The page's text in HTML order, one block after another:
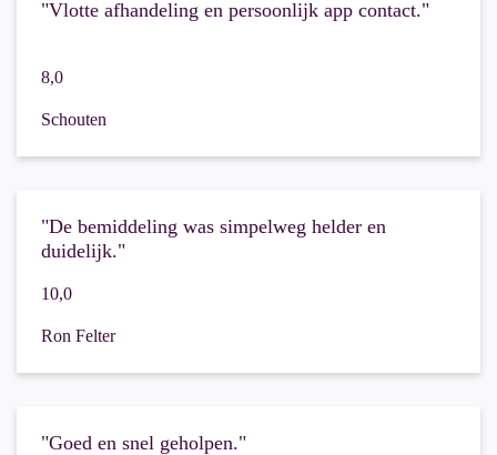
"Vlotte afhandeling en persoonlijk app contact."
8,0
Schouten
"De bemiddeling was simpelweg helder en
duidelijk."
10,0
Ron Felter
"Goed en snel geholpen."